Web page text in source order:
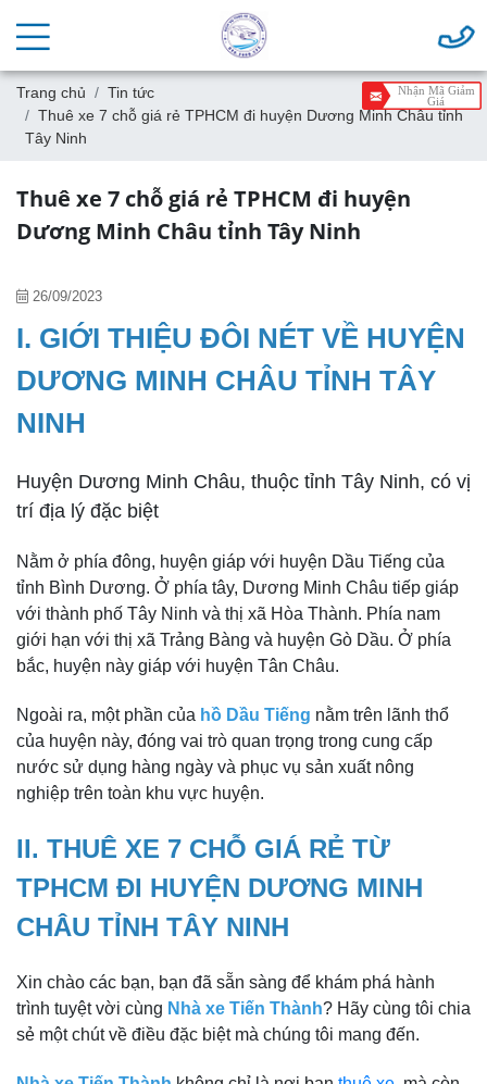
Trang chủ
Tin tức
Thuê xe 7 chỗ giá rẻ TPHCM đi huyện Dương Minh Châu tỉnh
Tây Ninh
Thuê xe 7 chỗ giá rẻ TPHCM đi huyện
Dương Minh Châu tỉnh Tây Ninh
26/09/2023
I. GIỚI THIỆU ĐÔI NÉT VỀ HUYỆN
DƯƠNG MINH CHÂU TỈNH TÂY
NINH
Huyện Dương Minh Châu, thuộc tỉnh Tây Ninh, có vị
trí địa lý đặc biệt
Nằm ở phía đông, huyện giáp với huyện Dầu Tiếng của
tỉnh Bình Dương. Ở phía tây, Dương Minh Châu tiếp giáp
với thành phố Tây Ninh và thị xã Hòa Thành. Phía nam
giới hạn với thị xã Trảng Bàng và huyện Gò Dầu. Ở phía
bắc, huyện này giáp với huyện Tân Châu.
Ngoài ra, một phần của hồ Dầu Tiếng nằm trên lãnh thổ
của huyện này, đóng vai trò quan trọng trong cung cấp
nước sử dụng hàng ngày và phục vụ sản xuất nông
nghiệp trên toàn khu vực huyện.
II. THUÊ XE 7 CHỖ GIÁ RẺ TỪ
TPHCM ĐI HUYỆN DƯƠNG MINH
CHÂU TỈNH TÂY NINH
Xin chào các bạn, bạn đã sẵn sàng để khám phá hành
trình tuyệt vời cùng Nhà xe Tiến Thành? Hãy cùng tôi chia
sẻ một chút về điều đặc biệt mà chúng tôi mang đến.
Nhận Mã Giảm
Giá